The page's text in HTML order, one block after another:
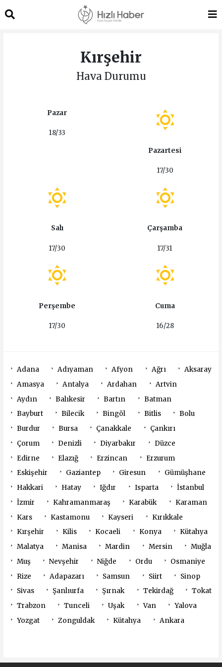
Kırşehir
Hava Durumu
Pazar
18/33
Pazartesi
17/30
Salı
17/30
Çarşamba
17/31
Perşembe
17/30
Cuma
16/28
Adana Adıyaman Afyon Ağrı
Aksaray
Amasya
Antalya Ardahan
Artvin
Aydın
Balıkesir Bartın
Batman
Bayburt
Bilecik Bingöl Bitlis
Bolu
Burdur
Bursa Çanakkale
Çankırı
Çorum
Denizli Diyarbakır
Düzce
Edirne
Elazığ Erzincan
Erzurum
Eskişehir
Gaziantep Giresun
Gümüşhane
Hakkari
Hatay Iğdır Isparta
İstanbul
İzmir
Kahramanmaraş Karabük
Karaman
Kars
Kastamonu Kayseri
Kırıkkale
Kırşehir
Kilis Kocaeli Konya
Kütahya
Malatya
Manisa Mardin Mersin
Muğla
Muş
Nevşehir Niğde Ordu
Osmaniye
Rize
Adapazarı Samsun Siirt
Sinop
Sivas
Şanlıurfa Şırnak Tekirdağ
Tokat
Trabzon
Tunceli Uşak Van
Yalova
Yozgat
Zonguldak Kütahya Ankara